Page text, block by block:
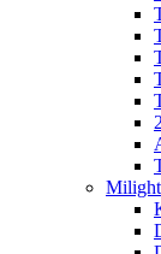
Milight